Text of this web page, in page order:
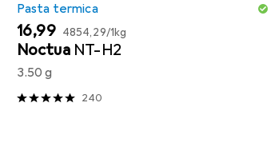
Pasta termica
EUR
16,99 EUR
4854,29/1kg
Noctua NT-H2
3.50 g
240